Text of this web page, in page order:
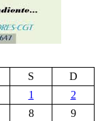
S
D
1
2
8 9